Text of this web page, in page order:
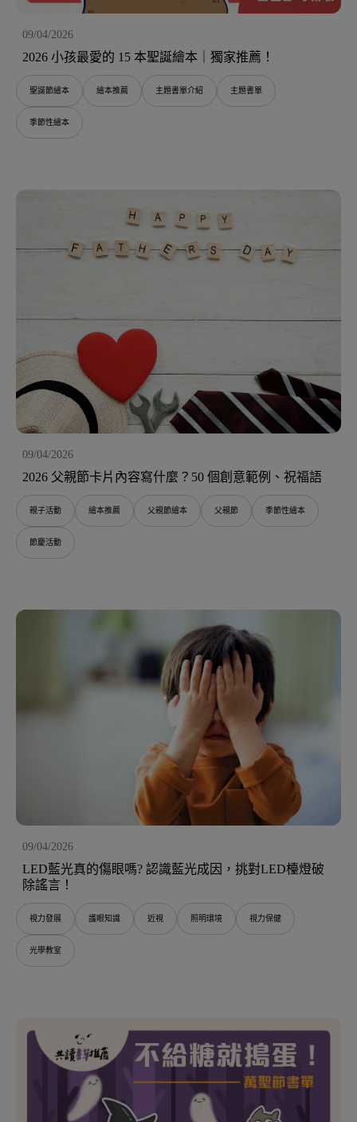
09/04/2026
2026 小孩最愛的 15 本聖誕繪本｜獨家推薦！
聖誕節繪本 繪本推薦 主題書單介紹 主題書單
季節性繪本
09/04/2026
2026 父親節卡片內容寫什麼？50 個創意範例、祝福語
親子活動 繪本推薦 父親節繪本 父親節 季節性繪本
節慶活動
09/04/2026
LED藍光真的傷眼嗎? 認識藍光成因，挑對LED檯燈破
除謠言！
視力發展 護眼知識 近視 照明環境 視力保健
光學教室